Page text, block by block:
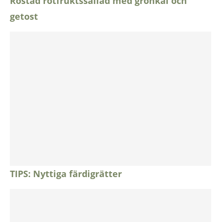
getost
TIPS: Nyttiga färdigrätter